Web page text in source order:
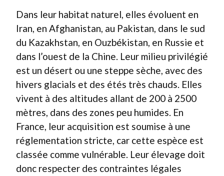
Dans leur habitat naturel, elles évoluent en
Iran, en Afghanistan, au Pakistan, dans le sud
du Kazakhstan, en Ouzbékistan, en Russie et
dans l’ouest de la Chine. Leur milieu privilégié
est un désert ou une steppe sèche, avec des
hivers glacials et des étés très chauds. Elles
vivent à des altitudes allant de 200 à 2500
mètres, dans des zones peu humides. En
France, leur acquisition est soumise à une
réglementation stricte, car cette espèce est
classée comme vulnérable. Leur élevage doit
donc respecter des contraintes légales